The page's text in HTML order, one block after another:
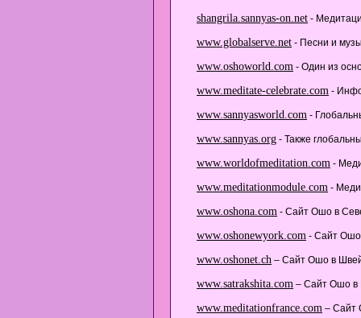
shangrila.sannyas-on.net -
www.globalserve.net - Песни и
www.oshoworld.com - Один из
www.meditate-celebrate.com -
www.sannyasworld.com -
www.sannyas.org - Также
www.worldofmeditation.com -
www.meditationmodule.com -
www.oshona.com - Сайт Ошо в
www.oshonewyork.com - Сайт
www.oshonet.ch – Сайт Ошо в
www.satrakshita.com – Сайт Ошо в
www.meditationfrance.com – Сайт